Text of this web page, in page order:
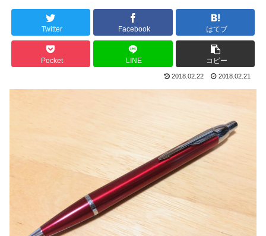
Twitter Facebook はてブ
Pocket LINE コピー
2018.02.22 2018.02.21